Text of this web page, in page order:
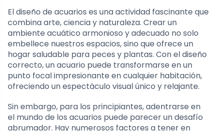
El diseño de acuarios es una actividad fascinante que
combina arte, ciencia y naturaleza. Crear un
ambiente acuático armonioso y adecuado no solo
embellece nuestros espacios, sino que ofrece un
hogar saludable para peces y plantas. Con el diseño
correcto, un acuario puede transformarse en un
punto focal impresionante en cualquier habitación,
ofreciendo un espectáculo visual único y relajante.
Sin embargo, para los principiantes, adentrarse en
el mundo de los acuarios puede parecer un desafío
abrumador. Hay numerosos factores a tener en